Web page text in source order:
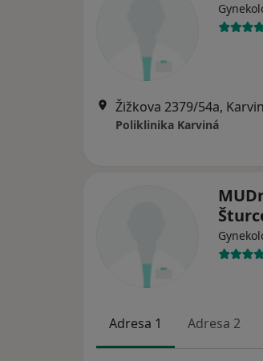
Žižkova 2379/54a,
Poliklinika Karviná
Adresa 1 Adresa 2